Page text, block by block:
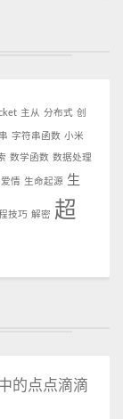
主从 分布式 创
字符串函数 小米
数学函数 数据处理
爱情 生命起源 生
技巧 解密 超
的点点滴滴